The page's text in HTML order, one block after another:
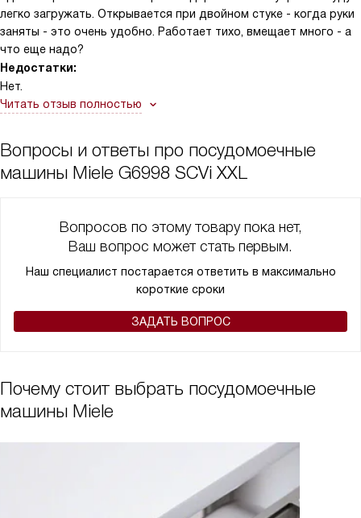
легко загружать. Открывается при двойном стуке - когда руки
заняты - это очень удобно. Работает тихо, вмещает много - а
что еще надо?
Недостатки:
Нет.
Читать отзыв полностью
Вопросы и ответы про посудомоечные
машины Miele G6998 SCVi XXL
Вопросов по этому товару пока нет,
Ваш вопрос может стать первым.
Наш специалист постарается ответить в максимально
короткие сроки
ЗАДАТЬ ВОПРОС
Почему стоит выбрать посудомоечные
машины Miele